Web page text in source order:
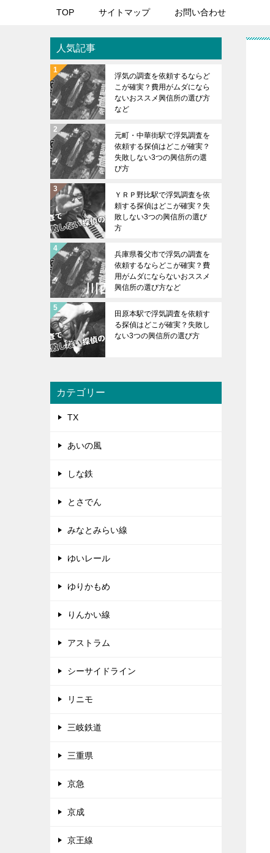
TOP サイトマップ お問い合わせ
人気記事
浮気の調査を依頼するならど
こが確実？費用がムダになら
ないおススメ興信所の選び方
など
元町・中華街駅で浮気調査を
依頼する探偵はどこが確実？
失敗しない3つの興信所の選
び方
ＹＲＰ野比駅で浮気調査を依
頼する探偵はどこが確実？失
敗しない3つの興信所の選び
方
兵庫県養父市で浮気の調査を
依頼するならどこが確実？費
用がムダにならないおススメ
興信所の選び方など
田原本駅で浮気調査を依頼す
る探偵はどこが確実？失敗し
ない3つの興信所の選び方
カテゴリー
TX
あいの風
しな鉄
とさでん
みなとみらい線
ゆいレール
ゆりかもめ
りんかい線
アストラム
シーサイドライン
リニモ
三岐鉄道
三重県
京急
京成
京王線